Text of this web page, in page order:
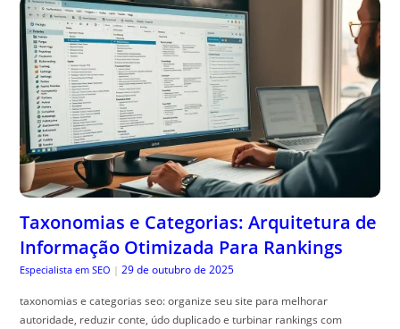
Taxonomias e Categorias: Arquitetura de
Informação Otimizada Para Rankings
Especialista em SEO | 29 de outubro de 2025
taxonomias e categorias seo: organize seu site para melhorar
autoridade, reduzir conte, údo duplicado e turbinar rankings com